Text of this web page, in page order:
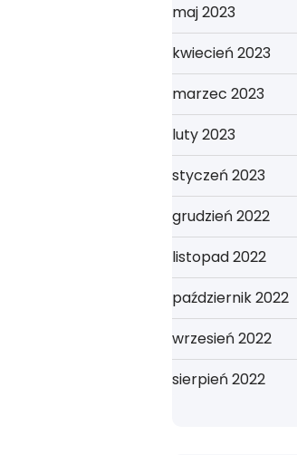
maj 2023
kwiecień 2023
marzec 2023
luty 2023
styczeń 2023
grudzień 2022
listopad 2022
październik 2022
wrzesień 2022
sierpień 2022